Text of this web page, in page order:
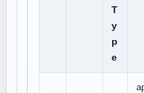
T
y
p
e